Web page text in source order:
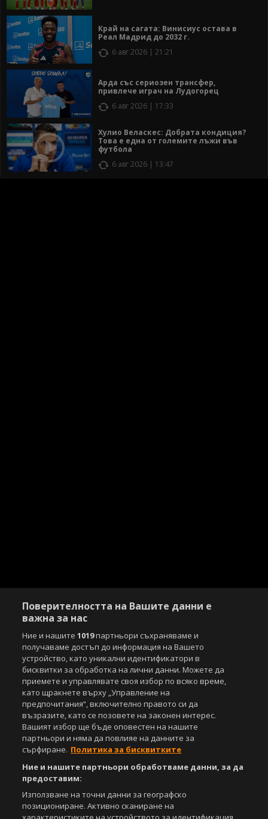
Край на сагата: Винисиус остава в
Реал Мадрид до 2032 г.
6 авг 2026 | 21:21
Арда със сериозен трансфер,
привлече играч на Лудогорец
6 авг 2026 | 17:33
Хулио Веласкес: Добрата кондиция?
Това е една от големите лъжи във
футбола
6 авг 2026 | 13:47
Copyright © 2007-2026 Агенция Спортал. Всички права запазени.
Този уебсайт е собственост наSportal Media Group
За нас Екип За рекламa
Общи условия
Етични правила на НСС
Лични данни
Управление на предпочитания
Съдържанието на този уеб сайт и технологиите, използвани в него, са
под закрила на Закона за авторското право и сродните му права.
Всички статии, репортажи, интервюта и други текстови, графични и
видео материали, публикувани в сайта, са собственост на Агенция
Спортал, освен ако изрично е посочено друго. Допуска се
Агенция Спортал, посочване на източника и добавяне на линк към
www.sportal.bg. Използването на графични и видео материали,
Поверителността на Вашите данни е
важна за нас
Ние и нашите1019партньори съхраняваме и
получаваме достъп до информация на Вашето
устройство, като уникални идентификатори в
бисквитки за обработка на лични данни. Можете да
приемете и управлявате своя избор по всяко време,
като щракнете върху „Управление на
предпочитания“, включително правото си да
възразите, като се позовете на законен интерес.
Вашият избор ще бъде оповестен на нашите
партньори и няма да повлияе на данните за
сърфиране. Политика за бисквитките
Ние и нашите партньори обработваме данни, за да
предоставим:
Използване на точни данни за географско
позициониране. Активно сканиране на